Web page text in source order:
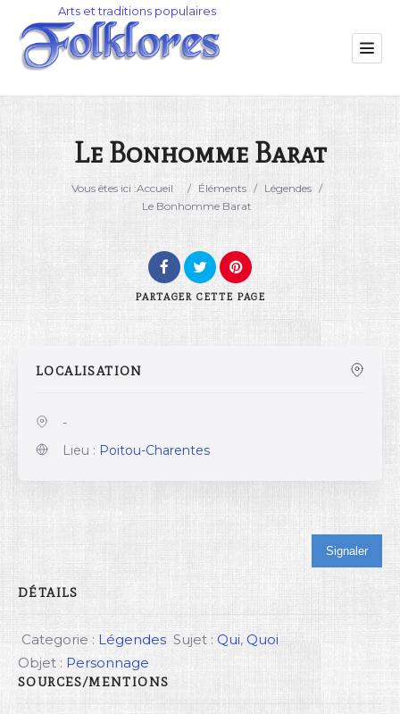
Catégorie
Le Bonhomme Barat
Vous êtes ici :Accueil / Éléments / Légendes /
Le Bonhomme Barat
PARTAGER CETTE PAGE
LOCALISATION
-
Lieu : Poitou-Charentes
Signaler
DÉTAILS
Categorie : Légendes Sujet : Qui, Quoi
Objet : Personnage
SOURCES/MENTIONS